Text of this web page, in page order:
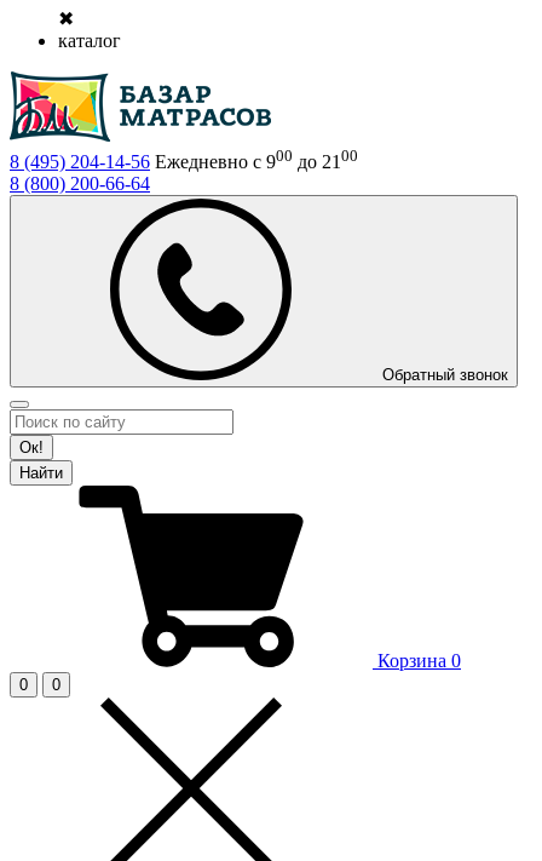
✖
каталог
8 (495) 204-14-56 Ежедневно с 900 до 21 00
8 (800) 200-66-64
Обратный звонок
Ок!
Найти
Корзина 0
0 0